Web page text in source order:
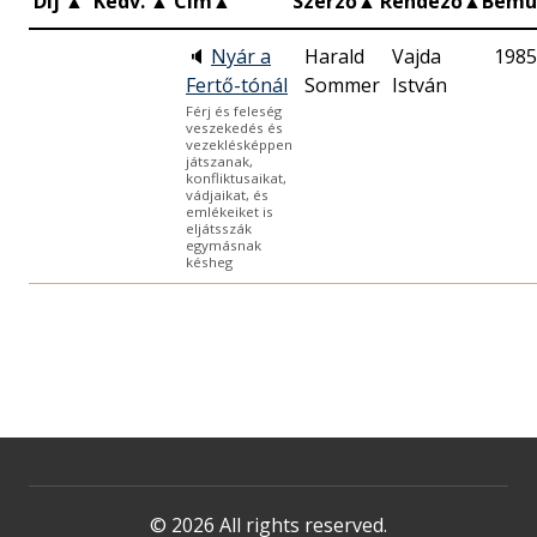
🔈 Nyár a
Fertő-tónál
Férj és feleség
veszekedés és
vezeklésképpen
játszanak,
konfliktusaikat,
vádjaikat, és
emlékeiket is
eljátsszák
egymásnak
késheg
Harald
Sommer
Vajda
István
© 2026 All rights reserved.